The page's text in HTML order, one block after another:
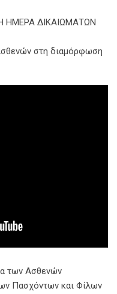
ΗΜΕΡΑ ΔΙΚΑΙΩΜΑΤΩΝ
στη διαμόρφωση
των Ασθενών
Πασχόντων και Φίλων